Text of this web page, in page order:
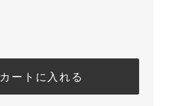
カートに入れる